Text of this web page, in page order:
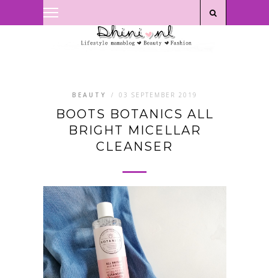
BEAUTY / 03 SEPTEMBER 2019
BOOTS BOTANICS ALL
BRIGHT MICELLAR
CLEANSER